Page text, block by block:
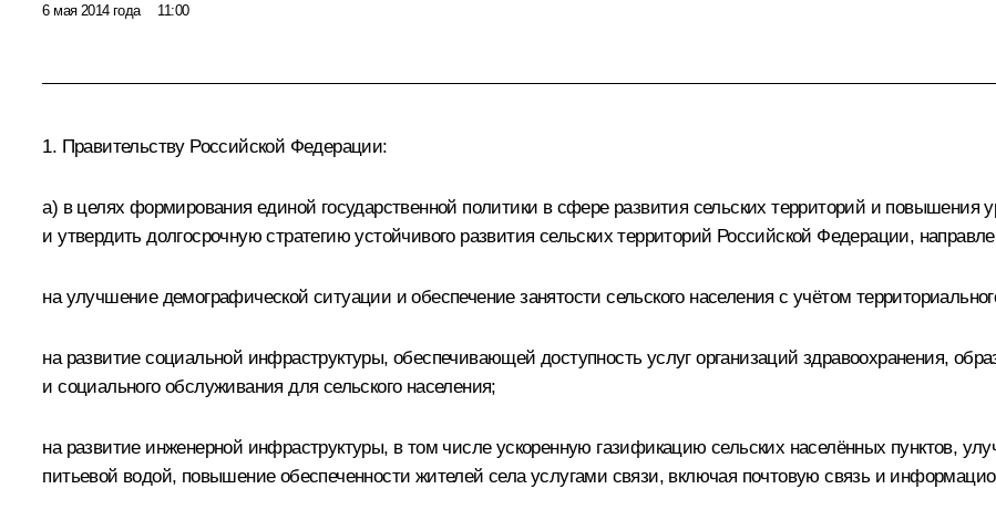
6 мая 2014 года 11:00
1. Правительству Российской Федерации:
а) в целях формирования единой государственной политики в сфере развития сельских территорий и повышения
и утвердить долгосрочную стратегию устойчивого развития сельских территорий Российской Федерации,
на улучшение демографической ситуации и обеспечение занятости сельского населения с учётом
на развитие социальной инфраструктуры, обеспечивающей доступность услуг организаций здравоохранения,
и социального обслуживания для сельского населения;
на развитие инженерной инфраструктуры, в том числе ускоренную газификацию сельских населённых пунктов,
питьевой водой, повышение обеспеченности жителей села услугами связи, включая почтовую связь и